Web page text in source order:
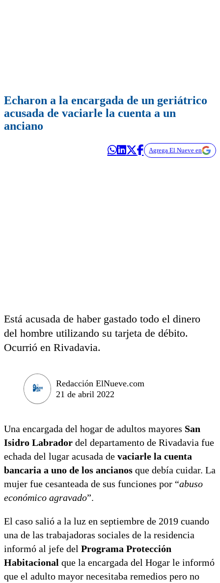
Echaron a la encargada de un geriátrico
acusada de vaciarle la cuenta a un
anciano
Agrega El Nueve en
Está acusada de haber gastado todo el dinero
del hombre utilizando su tarjeta de débito.
Ocurrió en Rivadavia.
Redacción ElNueve.com
21 de abril 2022
Una encargada del hogar de adultos mayores San
Isidro Labrador del departamento de Rivadavia fue
echada del lugar acusada de vaciarle la cuenta
bancaria a uno de los ancianos que debía cuidar. La
mujer fue cesanteada de sus funciones por “abuso
económico agravado”.
El caso salió a la luz en septiembre de 2019 cuando
una de las trabajadoras sociales de la residencia
informó al jefe del Programa Protección
Habitacional que la encargada del Hogar le informó
que el adulto mayor necesitaba remedios pero no